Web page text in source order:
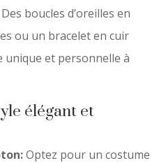
Des boucles d’oreilles en
ou un bracelet en cuir
et personnelle à
élégant et
Optez pour un costume